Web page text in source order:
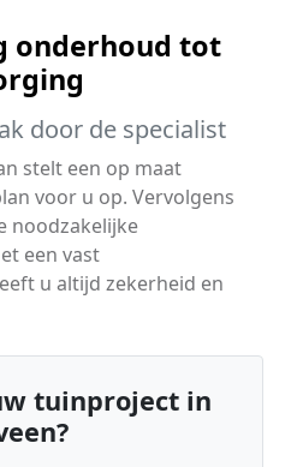
onderhoud tot
door de specialist
stelt een op maat
voor u op. Vervolgens
noodzakelijke
een vast
u altijd zekerheid en
tuinproject in